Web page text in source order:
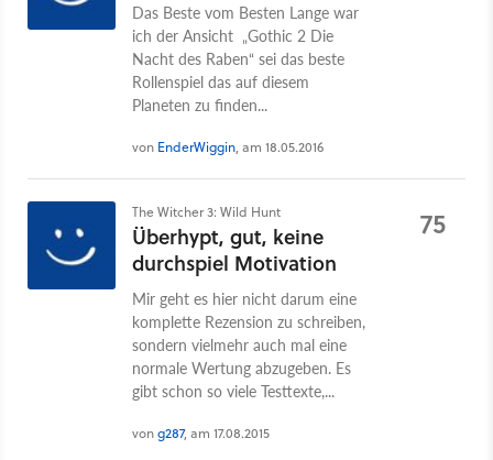
Das Beste vom Besten Lange war
ich der Ansicht „Gothic 2 Die
Nacht des Raben“ sei das beste
Rollenspiel das auf diesem
Planeten zu finden...
von EnderWiggin, am 18.05.2016
The Witcher 3: Wild Hunt
Überhypt, gut, keine
durchspiel Motivation
Mir geht es hier nicht darum eine
komplette Rezension zu schreiben,
sondern vielmehr auch mal eine
normale Wertung abzugeben. Es
gibt schon so viele Testtexte,...
vong287, am 17.08.2015
75